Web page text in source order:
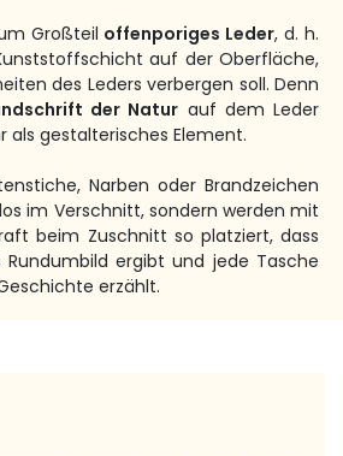
Großteil offenporiges Leder, d. h.
auf der Oberfläche,
des Leders verbergen soll. Denn
der Natur auf dem Leder
als gestalterisches Element.
Narben oder Brandzeichen
im Verschnitt, sondern werden mit
beim Zuschnitt so platziert, dass
ergibt und jede Tasche
erzählt.